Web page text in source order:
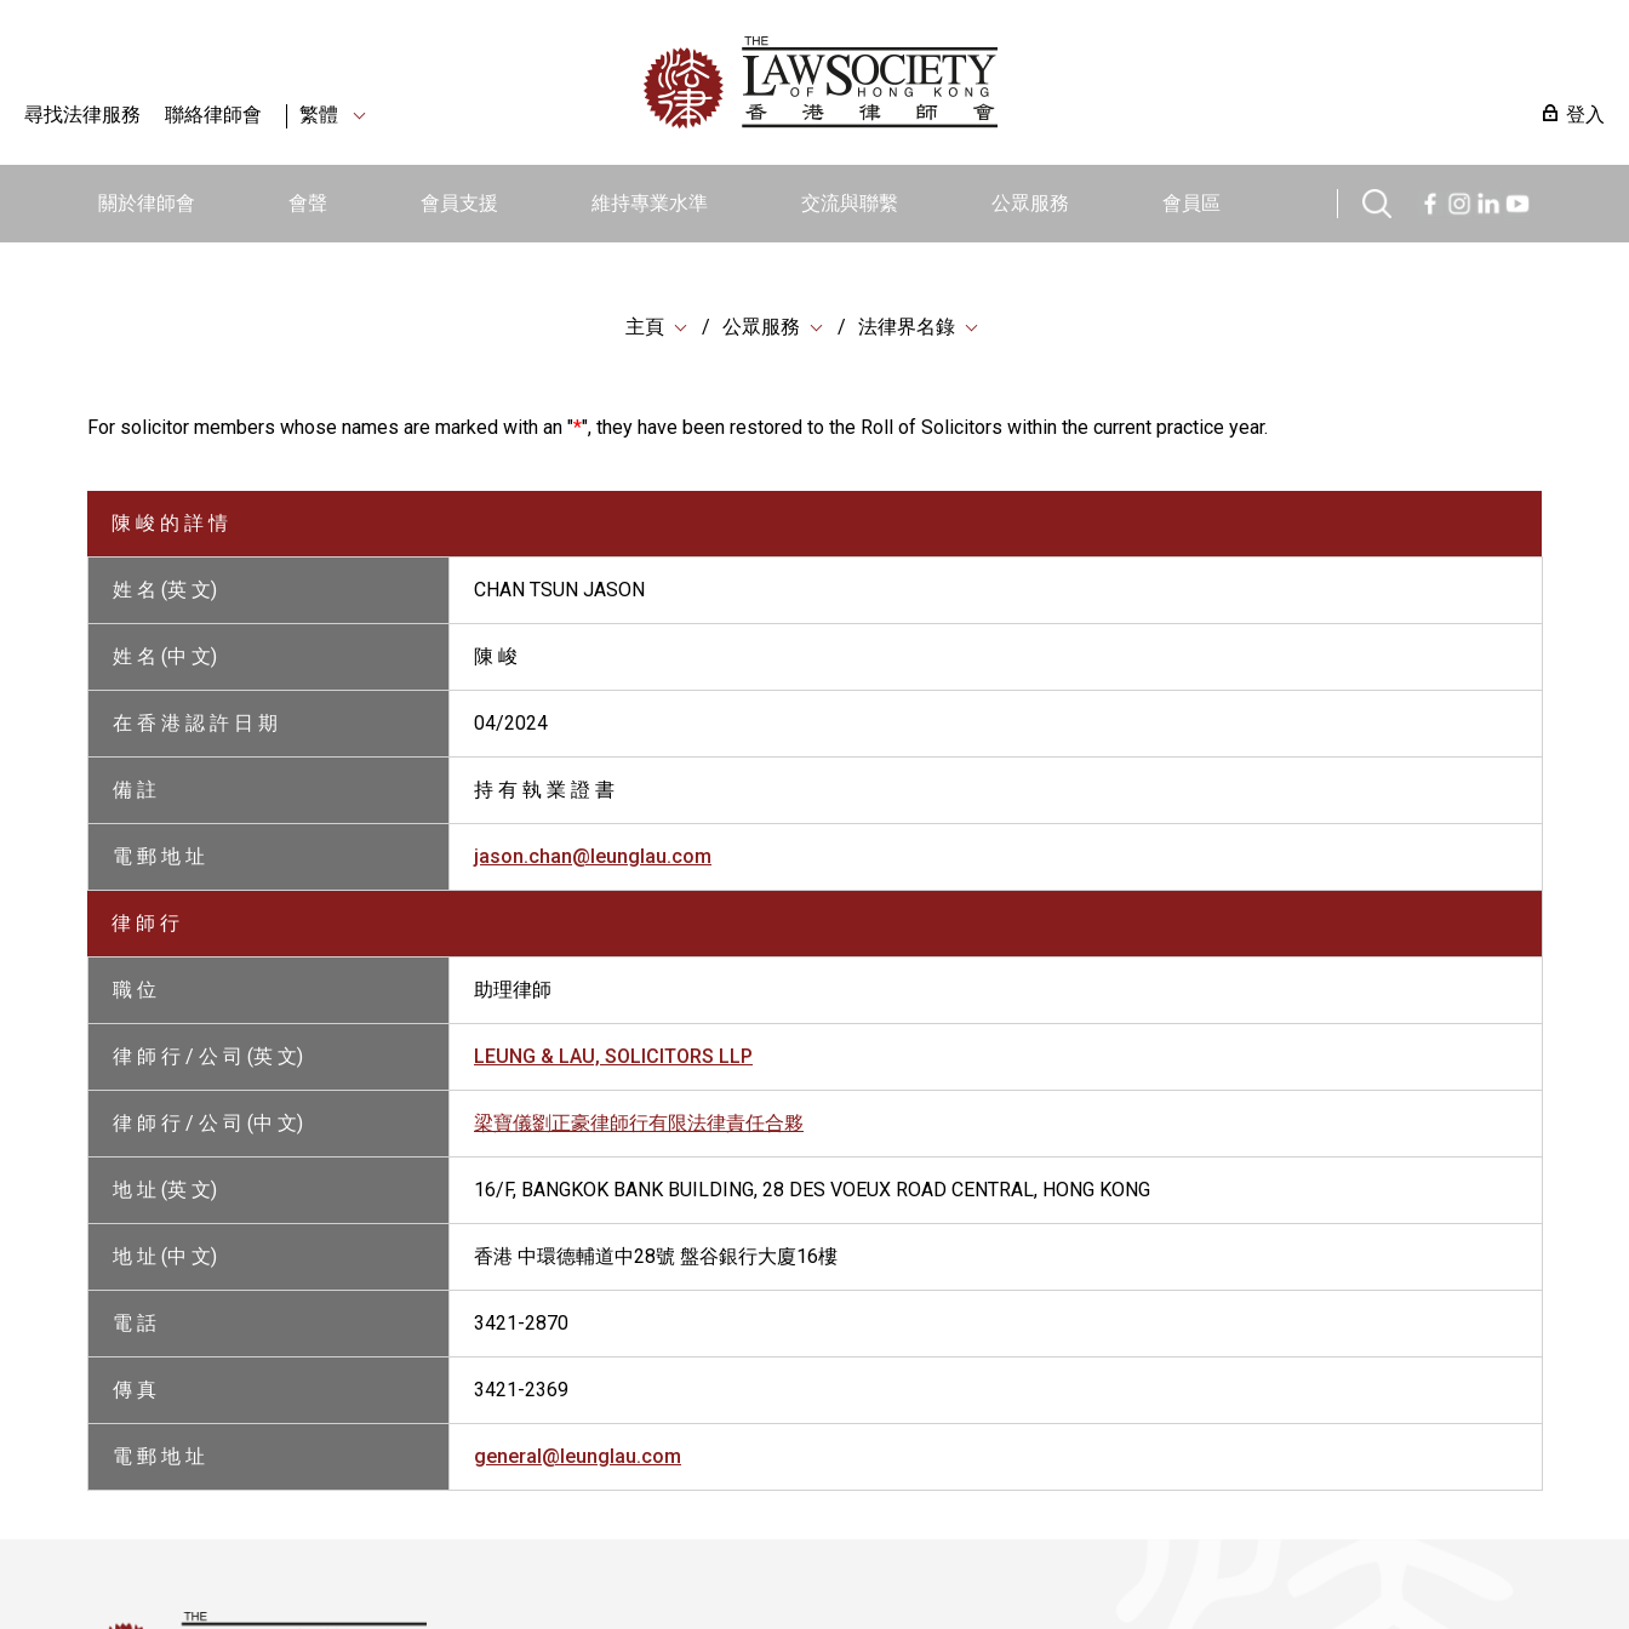
尋找法律服務 聯絡律師會 繁體 登入
關於律師會 會聲 會員支援 維持專業水準 交流與聯繫 公眾服務 會員區
主頁 公眾服務 法律界名錄
For solicitor members whose names are marked with an "*", they have been restored to the Roll of Solicitors within the current practice year.
陳 峻 的 詳 情
姓 名 (英 文) CHAN TSUN JASON
姓 名 (中 文) 陳 峻
在 香 港 認 許 日 期 04/2024
備 註 持 有 執 業 證 書
電 郵 地 址 jason.chan@leunglau.com
律 師 行
職 位 助理律師
律 師 行 / 公 司 (英 文) LEUNG & LAU, SOLICITORS LLP
律 師 行 / 公 司 (中 文) 梁寶儀劉正豪律師行有限法律責任合夥
地 址 (英 文) 16/F, BANGKOK BANK BUILDING, 28 DES VOEUX ROAD CENTRAL, HONG KONG
地 址 (中 文) 香港 中環德輔道中28號 盤谷銀行大廈16樓
電 話 3421-2870
傳 真 3421-2369
電 郵 地 址 general@leunglau.com